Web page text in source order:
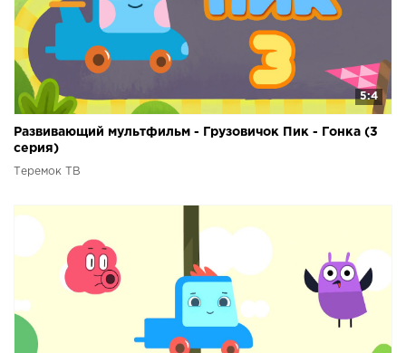
5:4
Развивающий мультфильм - Грузовичок Пик - Гонка (3
серия)
Теремок ТВ